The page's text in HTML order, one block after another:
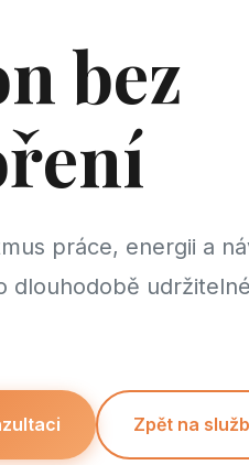
bez
práce, energii a
dlouhodobě
Zpět na